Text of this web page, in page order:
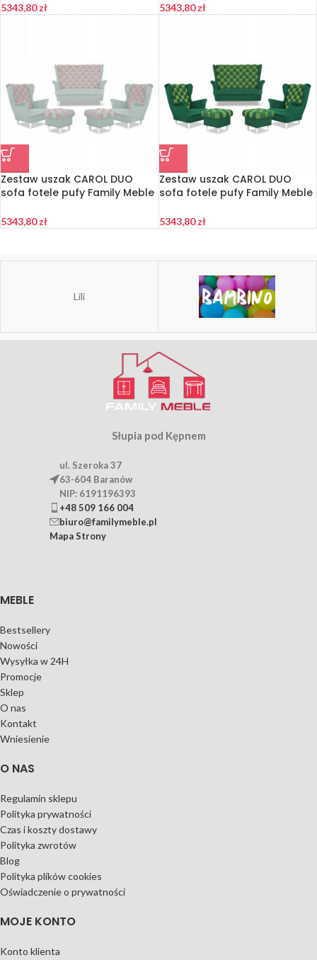
5343,80zł 5343,80zł
Zestaw uszak CAROL DUO
sofa fotele pufy Family Meble
5343,80zł
Zestaw uszak CAROL DUO
sofa fotele pufy Family Meble
5343,80zł
Lili
Słupia pod Kępnem
ul. Szeroka 37
63-604 Baranów
NIP: 6191196393
+48 509 166 004
biuro@familymeble.pl
Mapa Strony
MEBLE
Bestsellery
Nowości
Wysyłka w 24H
Promocje
Sklep
O nas
Kontakt
Wniesienie
O NAS
Regulamin sklepu
Polityka prywatności
Czas i koszty dostawy
Polityka zwrotów
Blog
Polityka plików cookies
Oświadczenie o prywatności
MOJE KONTO
Konto klienta